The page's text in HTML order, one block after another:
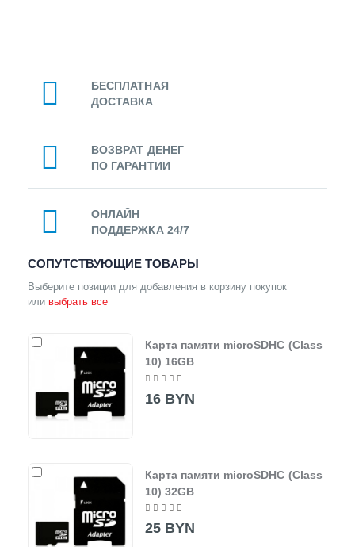
БЕСПЛАТНАЯ
ДОСТАВКА
ВОЗВРАТ ДЕНЕГ
ПО ГАРАНТИИ
ОНЛАЙН
ПОДДЕРЖКА 24/7
СОПУТСТВУЮЩИЕ ТОВАРЫ
Выберите позиции для добавления в корзину покупок
или выбрать все
Карта памяти microSDHC (Class
10) 16GB
16 BYN
Карта памяти microSDHC (Class
10) 32GB
25 BYN